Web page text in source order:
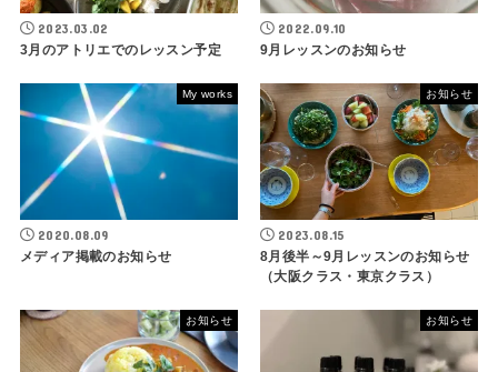
2023.03.02
3月のアトリエでのレッスン予定
2022.09.10
9月レッスンのお知らせ
My works
2020.08.09
メディア掲載のお知らせ
お知らせ
2023.08.15
8月後半～9月レッスンのお知らせ
（大阪クラス・東京クラス）
お知らせ お知らせ